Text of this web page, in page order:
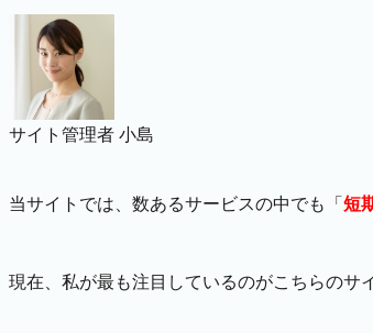
サイト管理者 小島
当サイトでは、数あるサービスの中でも「 短
現在、私が最も注目しているのがこちらのサ